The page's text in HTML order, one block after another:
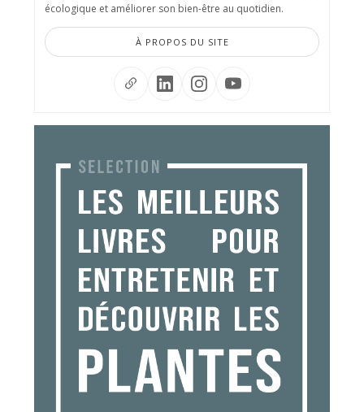
écologique et améliorer son bien-être au quotidien.
À PROPOS DU SITE